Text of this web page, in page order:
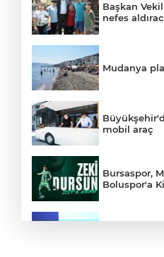
Başkan
nefes
Mudanya
mobil araç
Bursaspor,
Boluspor'a